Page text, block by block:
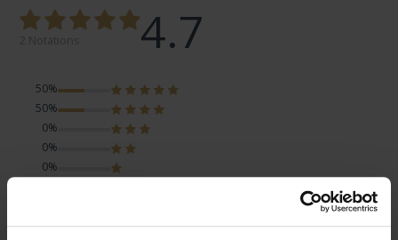
4.7
50%
50%
0%
0%
0%
Elegant